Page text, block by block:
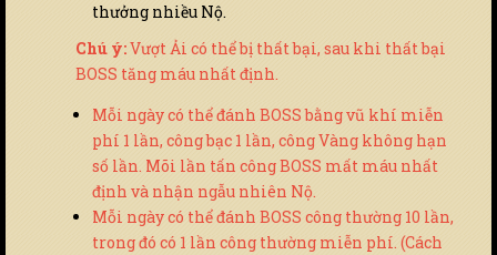
thưởng nhiều Nộ.
Chú ý:Vượt Ải có thể bị thất bại, sau khi thất bại
BOSS tăng máu nhất định.
Mỗi ngày có thể đánh BOSS bằng vũ khí miễn
phí 1 lần, công bạc 1 lần, công Vàng không hạn
số lần. Mõi lần tấn công BOSS mất máu nhất
định và nhận ngẫu nhiên Nộ.
Mỗi ngày có thể đánh BOSS công thường 10 lần,
trong đó có 1 lần công thường miễn phí. (Cách